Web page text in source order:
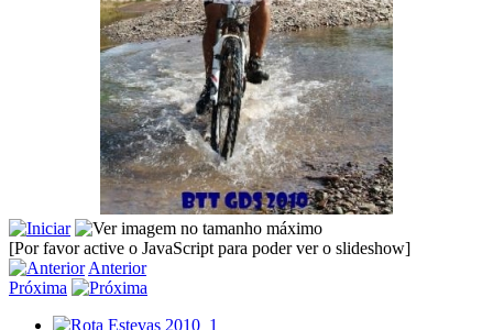
[Por favor active o JavaScript para poder ver o slideshow]
Anterior
Próxima